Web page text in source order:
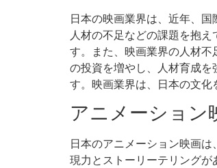
日本の映画業界は、近年、
人材の不足などの課題を抱
す。また、映画業界の人材
の投資を増やし、人材育成
す。映画業界は、日本の文化
アニメーション
日本のアニメーション映画
現力とストーリーテリング